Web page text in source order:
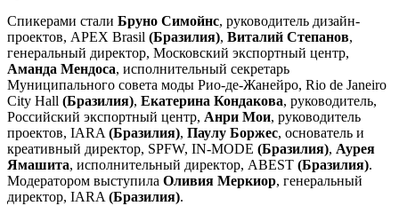
Спикерами стали Бруно Симойнс, руководитель дизайн-
проектов, APEX Brasil (Бразилия), Виталий Степанов,
генеральный директор, Московский экспортный центр,
Аманда Мендоса, исполнительный секретарь
Муниципального совета моды Рио-де-Жанейро, Rio de Janeiro
City Hall (Бразилия), Екатерина Кондакова, руководитель,
Российский экспортный центр, Анри Мои, руководитель
проектов, IARA(Бразилия), Паулу Боржес, основатель и
креативный директор, SPFW, IN-MODE (Бразилия), Аурея
Ямашита, исполнительный директор, ABEST (Бразилия).
Модератором выступила Оливия Меркиор, генеральный
директор, IARA(Бразилия).